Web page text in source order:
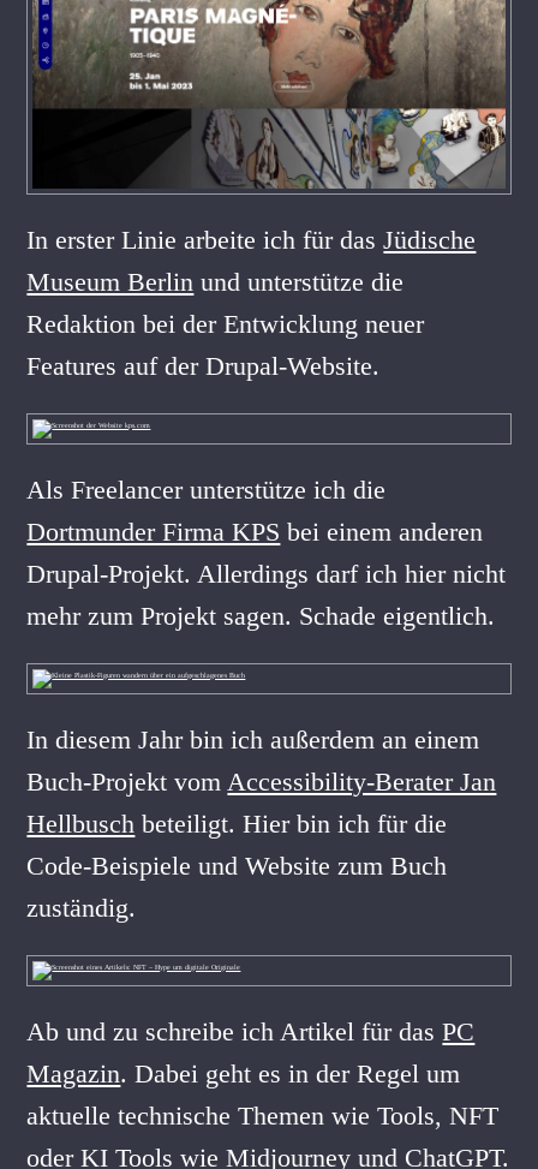
In erster Linie arbeite ich für dasJüdische
Museum Berlin und unterstütze die
Redaktion bei der Entwicklung neuer
Features auf der Drupal-Website.
Als Freelancer unterstütze ich die
Dortmunder Firma KPS bei einem anderen
Drupal-Projekt. Allerdings darf ich hier nicht
mehr zum Projekt sagen. Schade eigentlich.
In diesem Jahr bin ich außerdem an einem
Buch-Projekt vomAccessibility-Berater Jan
Hellbusch beteiligt. Hier bin ich für die
Code-Beispiele und Website zum Buch
zuständig.
Ab und zu schreibe ich Artikel für dasPC
Magazin. Dabei geht es in der Regel um
aktuelle technische Themen wie Tools, NFT
oder KI Tools wie Midjourney und ChatGPT.